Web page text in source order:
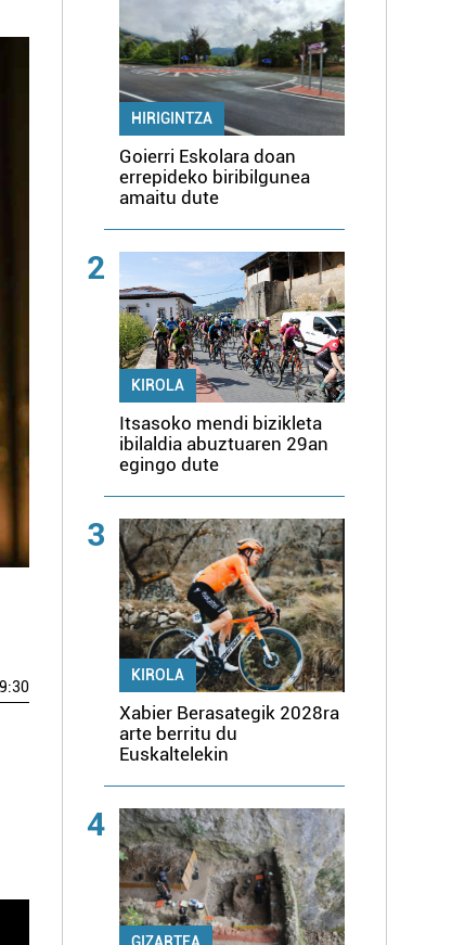
HIRIGINTZA
Goierri Eskolara doan
errepideko biribilgunea
amaitu dute
2
KIROLA
Itsasoko mendi bizikleta
ibilaldia abuztuaren 29an
egingo dute
3
KIROLA
Xabier Berasategik 2028ra
arte berritu du
Euskaltelekin
4